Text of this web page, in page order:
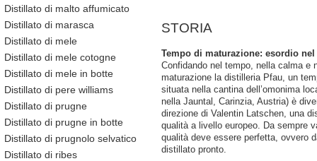
Distillato di malto affumicato
Distillato di marasca
Distillato di mele
Distillato di mele cotogne
Distillato di mele in botte
Distillato di pere williams
Distillato di prugne
Distillato di prugne in botte
Distillato di prugnolo selvatico
Distillato di ribes
STORIA
Tempo di maturazione: esordio nel
Confidando nel tempo, nella calma e
maturazione la distilleria Pfau, un
situata nella cantina dell’omonima
nella Jauntal, Carinzia, Austria) è
direzione di Valentin Latschen, una
qualità a livello europeo. Da sempre
qualità deve essere perfetta, ovvero
distillato pronto.